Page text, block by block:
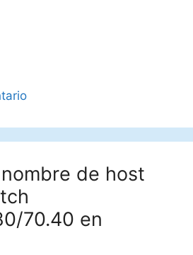
de host
70.40 en